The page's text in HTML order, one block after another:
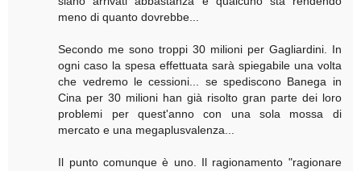
meno di quanto dovrebbe...
Secondo me sono troppi 30 milioni per Gagliardini. In
ogni caso la spesa effettuata sarà spiegabile una volta
che vedremo le cessioni... se spediscono Banega in
Cina per 30 milioni han già risolto gran parte dei loro
problemi per quest'anno con una sola mossa di
mercato e una megaplusvalenza...
Il punto comunque è uno. Il ragionamento "ragionare